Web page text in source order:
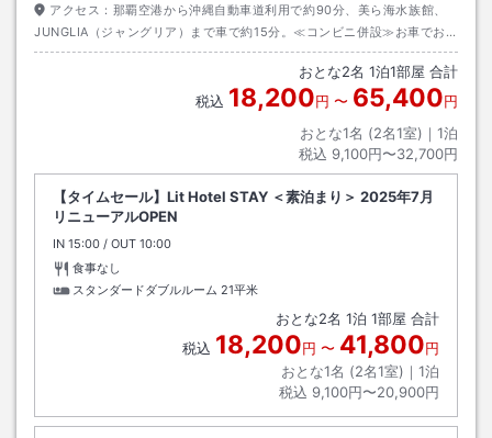
アクセス： 那覇空港から沖縄自動車道利用で約90分、美ら海水族館、
JUNGLIA（ジャングリア）まで車で約15分。≪コンビニ併設≫お車でお
越しの際は、セブンイレブン側奥のスペース（当ホテル正面から見て右
おとな2名 1泊1部屋 合計
税込 18,200円 〜 65,400円
おとな1名 (2名1室)｜ 1泊
税込 9,100円〜32,700円
【タイムセール】Lit Hotel STAY ＜素泊まり＞ 2025年7月
リニューアルOPEN
IN チェックイン
15:00 / OUT チェックアウト
10:00
食事なし
スタンダードダブルルーム 21平米
おとな2名 1泊 1部屋 合計
税込 18,200円 〜 41,800円
おとな1名 (2名1室)｜ 1泊
税込 9,100円〜20,900円